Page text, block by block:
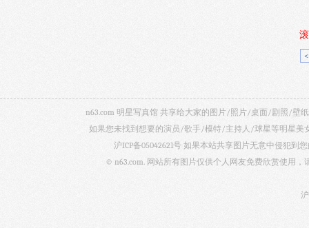
n63.com 明星写真馆 共享给大家的图片/照片/桌面/剧照/壁
如果您未找到想要的演员/歌手/模特/主持人/球星等明星美
沪ICP备05042621号 如果本站共享图片无意中侵犯到
© n63.com. 网站所有图片仅供个人网友免费欣赏使用